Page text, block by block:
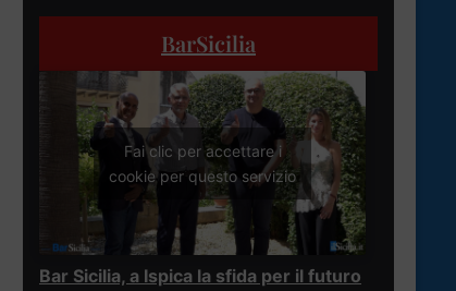
BarSicilia
Fai clic per accettare i
cookie per questo servizio
Bar Sicilia, a Ispica la sfida per il futuro